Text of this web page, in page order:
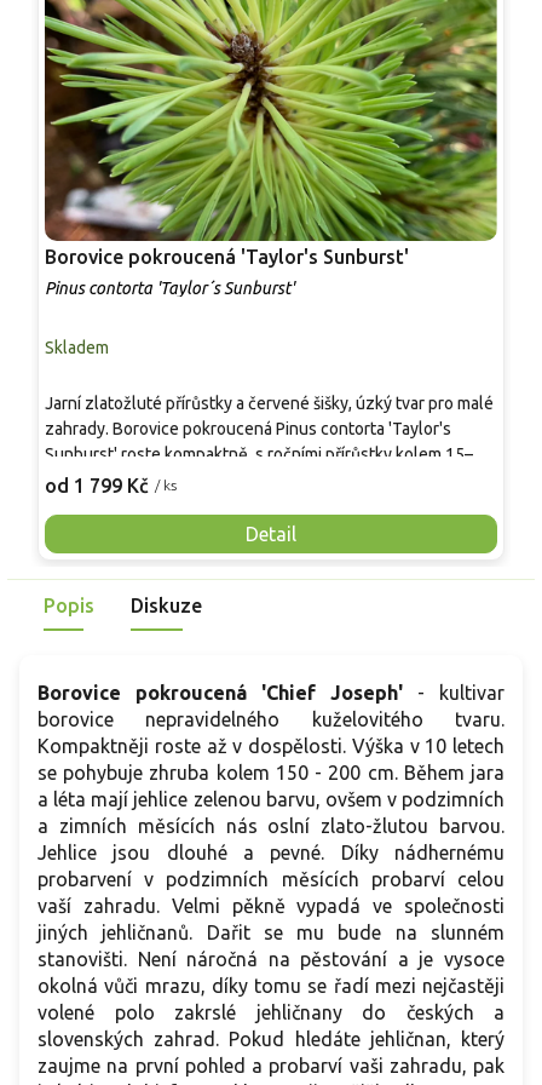
Borovice pokroucená 'Taylor's Sunburst'
Pinus contorta 'Taylor´s Sunburst'
Skladem
od 1 799 Kč / ks
Detail
Jarní zlatožluté přírůstky a červené šišky, úzký tvar pro malé
zahrady. Borovice pokroucená Pinus contorta 'Taylor's
Sunburst' roste kompaktně, s ročními přírůstky kolem 15–20
cm. V 10 letech mívá přibližně 1,8–2,0 m výšky a 0,6–1,0 m
vybarvují do žlutých tónů a drží barvu několik týdnů. Na
výhonech se často objevují drobné červené šištice. Vyhovuje
plné slunce a dobře propustná půda, pH mírně kyselé až
neutrální, po zakořenění snáší i sucho. Mrazuvzdornost
vyzrálých rostlin se pohybuje kolem -30 °C.
Popis Diskuze
Borovice pokroucená 'Chief Joseph' - kultivar
borovice nepravidelného kuželovitého tvaru.
Kompaktněji roste až v dospělosti. Výška v 10 letech
se pohybuje zhruba kolem 150 - 200 cm. Během jara
a léta mají jehlice zelenou barvu, ovšem v podzimních
a zimních měsících nás oslní zlato-žlutou barvou.
Jehlice jsou dlouhé a pevné. Díky nádhernému
probarvení v podzimních měsících probarví celou
vaší zahradu. Velmi pěkně vypadá ve společnosti
jiných jehličnanů. Dařit se mu bude na slunném
stanovišti. Není náročná na pěstování a je vysoce
okolná vůči mrazu, díky tomu se řadí mezi nejčastěji
volené polo zakrslé jehličnany do českých a
slovenských zahrad. Pokud hledáte jehličnan, který
zaujme na první pohled a probarví vaši zahradu, pak